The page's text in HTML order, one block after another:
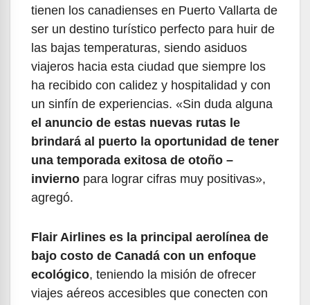
tienen los canadienses en Puerto Vallarta de
ser un destino turístico perfecto para huir de
las bajas temperaturas, siendo asiduos
viajeros hacia esta ciudad que siempre los
ha recibido con calidez y hospitalidad y con
un sinfín de experiencias. «Sin duda alguna
el anuncio de estas nuevas rutas le
brindará al puerto la oportunidad de tener
una temporada exitosa de otoño –
invierno para lograr cifras muy positivas»,
agregó.
Flair Airlines es la principal aerolínea de
bajo costo de Canadá con un enfoque
ecológico, teniendo la misión de ofrecer
viajes aéreos accesibles que conecten con